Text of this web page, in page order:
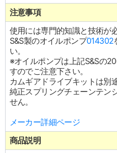
注意事項
使用には専門的知識と技術が
S&S製のオイルポンプ014302
い。
※オイルポンプは上記S&Sの
すのでご注意下さい。
カムギアドライブキットは別
純正スプリングチェーンテン
せん。
メーカー詳細ページ
商品説明